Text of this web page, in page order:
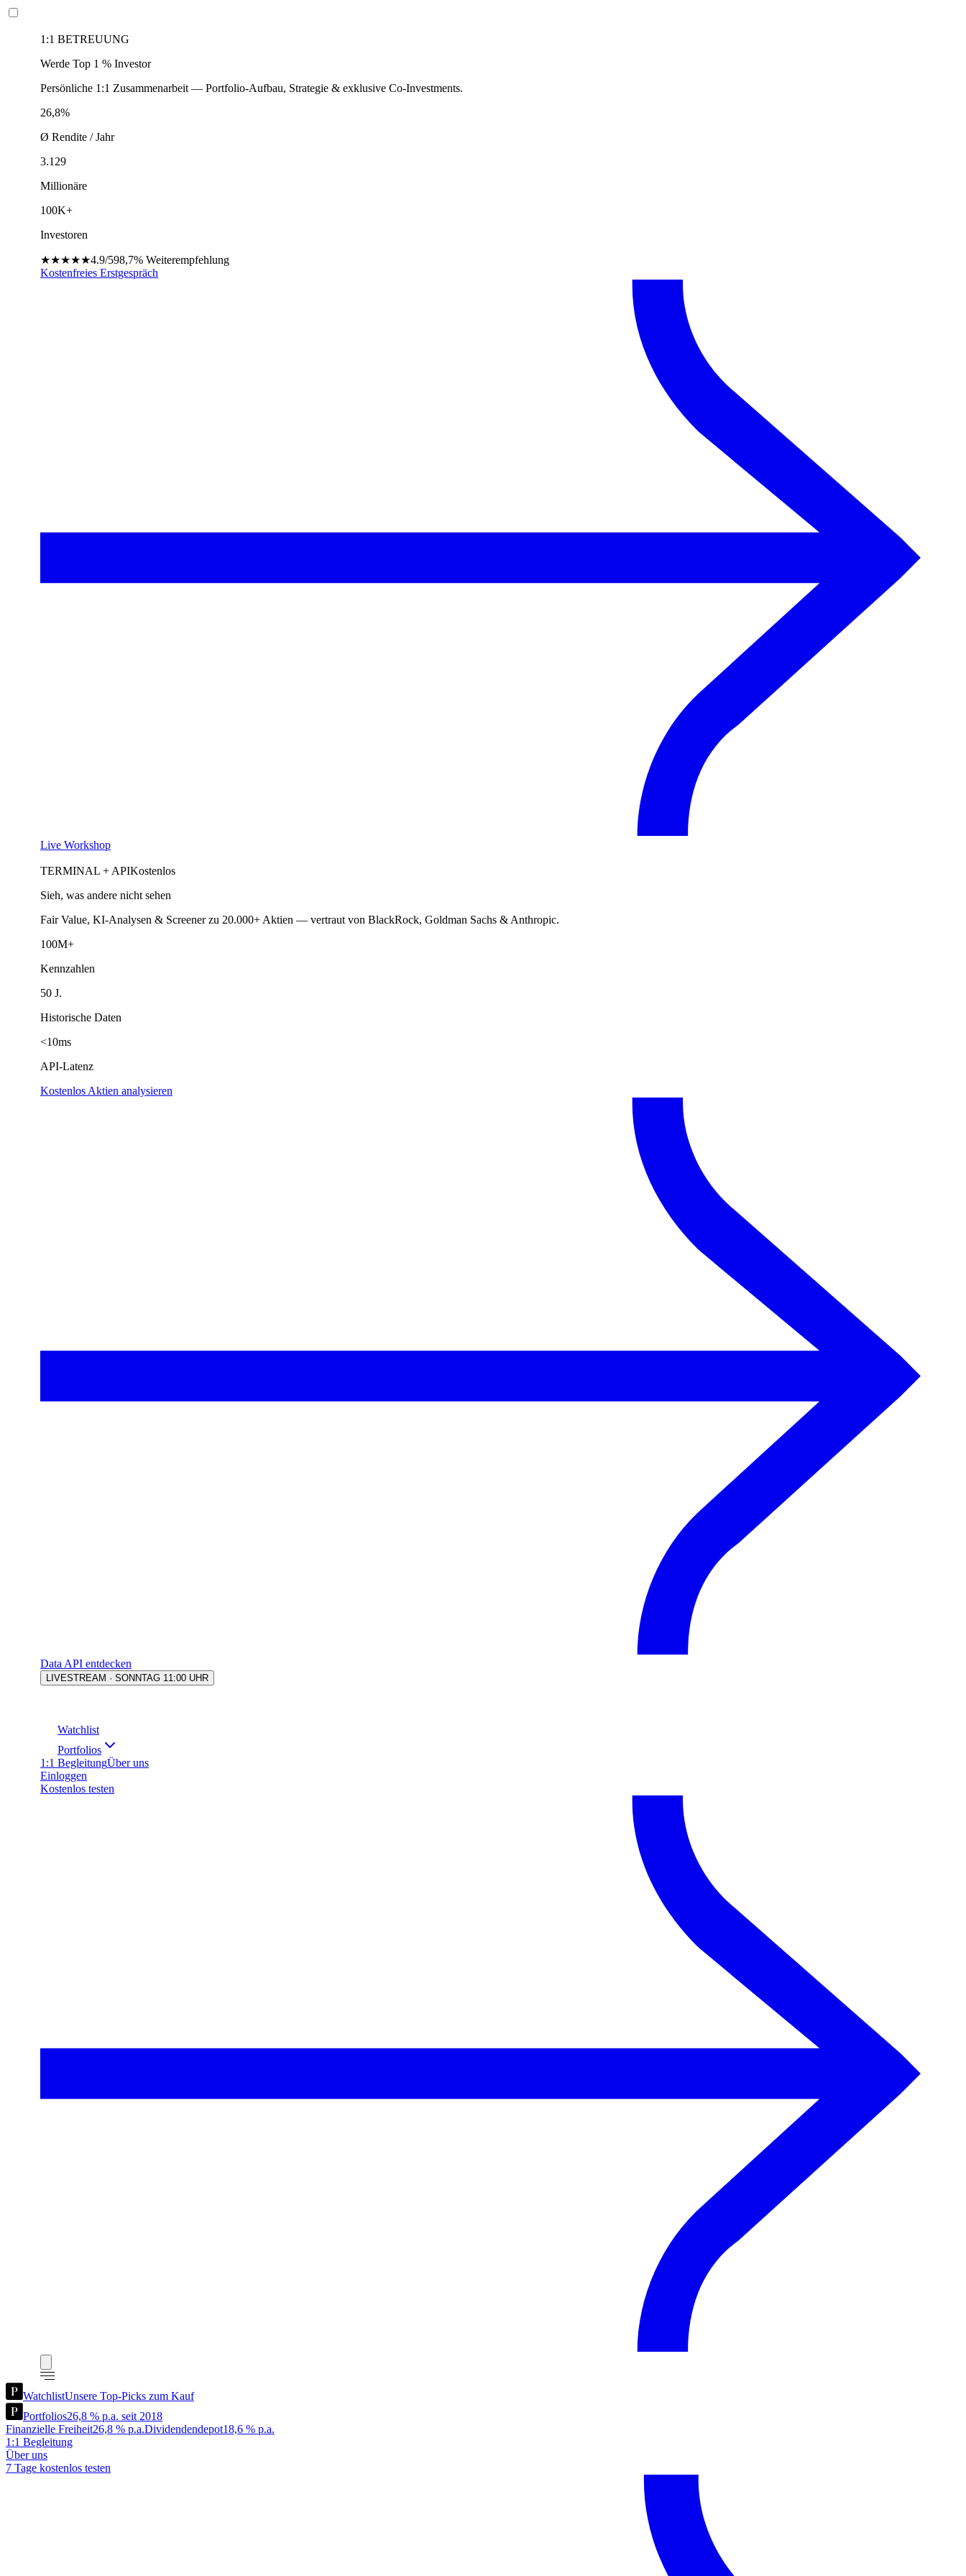
1:1 BETREUUNG
Werde Top 1 % Investor
Persönliche 1:1 Zusammenarbeit — Portfolio-Aufbau, Strategie & exklusive Co-Investments.
26,8%
Ø Rendite / Jahr
3.129
Millionäre
100K+
Investoren
★★★★★4.9/598,7% Weiterempfehlung
Kostenfreies Erstgespräch
Live Workshop
TERMINAL + APIKostenlos
Sieh, was andere nicht sehen
Fair Value, KI-Analysen & Screener zu 20.000+ Aktien — vertraut von BlackRock, Goldman Sachs & Anthropic.
100M+
Kennzahlen
50 J.
Historische Daten
<10ms
API-Latenz
Kostenlos Aktien analysieren
Data API entdecken
LIVESTREAM · SONNTAG 11:00 UHR
Watchlist
Portfolios
1:1 BegleitungÜber uns
Einloggen
Kostenlos testen
WatchlistUnsere Top-Picks zum Kauf
Portfolios26,8 % p.a. seit 2018
Finanzielle Freiheit26,8 % p.a.Dividendendepot18,6 % p.a.
1:1 Begleitung
Über uns
7 Tage kostenlos testen